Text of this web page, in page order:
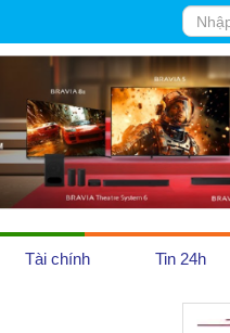
Tài chính Tin 24h